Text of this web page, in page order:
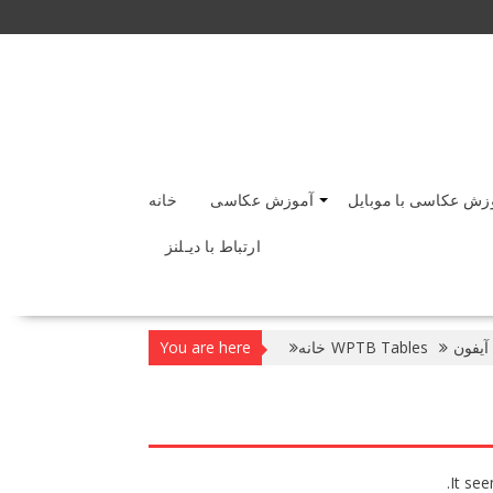
خانه آموزش عکاسی
عکاسی با موبایل
ارتباط با دیـلنز
You are here خانه WPTB Tables
It